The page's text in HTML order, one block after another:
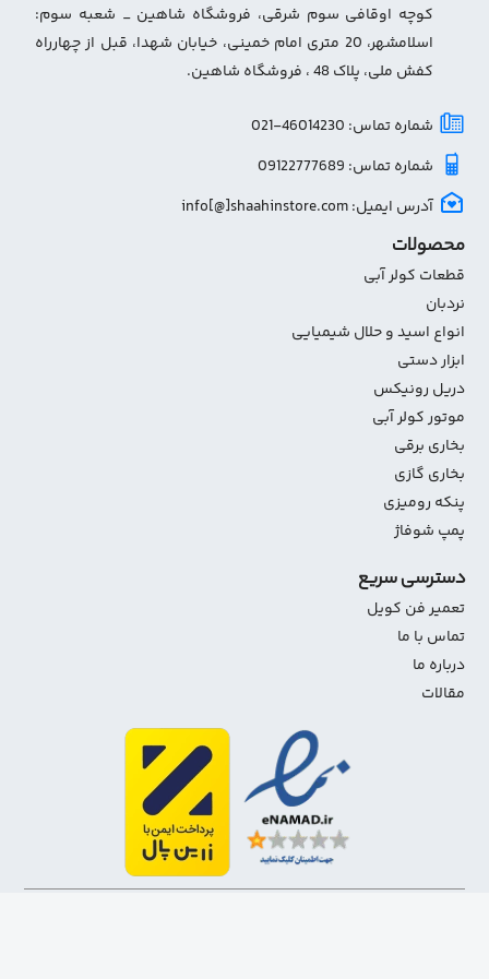
کوچه اوقافی سوم شرقی، فروشگاه شاهین _ شعبه سوم:
اسلامشهر، 20 متری امام خمینی، خیابان شهدا، قبل از چهارراه
کفش ملی، پلاک 48 ، فروشگاه شاهین.
شماره تماس: 46014230-021
شماره تماس: 09122777689
آدرس ایمیل: info[@]shaahinstore.com
محصولات
قطعات کولر آبی
نردبان
انواع اسید و حلال شیمیایی
ابزار دستی
دریل رونیکس
موتور کولر آبی
بخاری برقی
بخاری گازی
پنکه رومیزی
پمپ شوفاژ
دسترسی سریع
تعمیر فن کویل
تماس با ما
درباره ما
مقالات